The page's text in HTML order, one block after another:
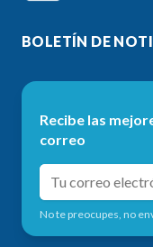
BOLETÍN DE
Recibe las
correo
No te preocupes, no